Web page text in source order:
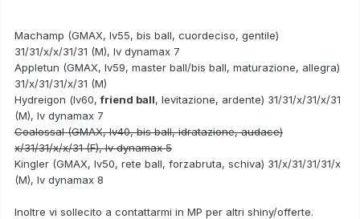
Machamp (GMAX, lv55, bis ball, cuordeciso, gentile)
31/31/x/x/31/31 (M), lv dynamax 7
Appletun (GMAX, lv59, master ball/bis ball, maturazione, allegra)
31/x/31/31/x/31 (M)
Hydreigon (lv60,friend ball, levitazione, ardente) 31/31/x/31/x/31
(M), lv dynamax 7
Coalossal (GMAX, lv40, bis ball, idratazione, audace)
x/31/31/x/x/31 (F), lv dynamax 5
Kingler (GMAX, lv50, rete ball, forzabruta, schiva) 31/x/31/31/31/x
(M), lv dynamax 8
Inoltre vi sollecito a contattarmi in MP per altri shiny/offerte.